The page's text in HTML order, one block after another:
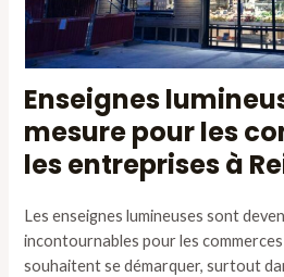
Enseignes
mesure pour les
les entreprises à
Les enseignes lumineuses sont
incontournables pour les
souhaitent se démarquer, surtout